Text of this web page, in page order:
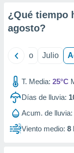
de¿Qué tiempo
agosto?
Junio Julio
T. Media: 25°C
Días de lluvia:
Acum. de lluvia:
Viento medio: 8